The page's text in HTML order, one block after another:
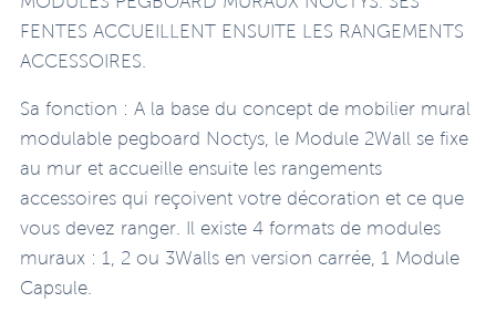
FENTES ACCUEILLENT ENSUITE LES RANGEMENTS
ACCESSOIRES.
Sa fonction : A la base du concept de mobilier mural
modulable pegboard Noctys, le Module 2Wall se fixe
au mur et accueille ensuite les rangements
accessoires qui reçoivent votre décoration et ce que
vous devez ranger. Il existe 4 formats de modules
muraux : 1, 2 ou 3Walls en version carrée, 1 Module
Capsule.